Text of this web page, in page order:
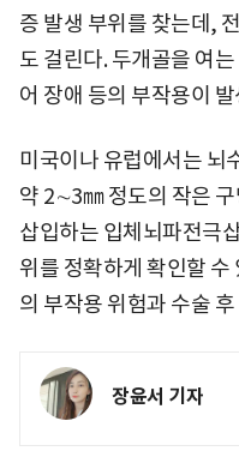
증 발생 부위를 찾는데,
도 걸린다. 두개골을 여
어 장애 등의 부작용이
미국이나 유럽에서는 뇌
약 2∼3㎜ 정도의 작은
삽입하는 입체뇌파전극
위를 정확하게 확인할 수
의 부작용 위험과 수술
장윤서 기자